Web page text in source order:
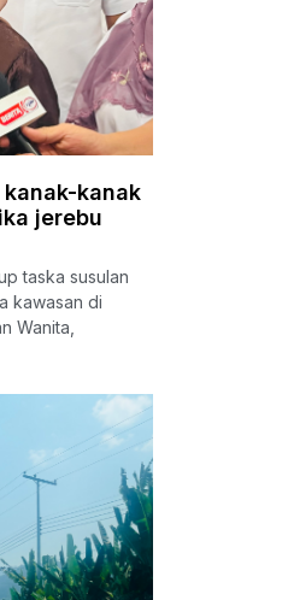
kanak
jerebu
taska susulan
kawasan di
Wanita,